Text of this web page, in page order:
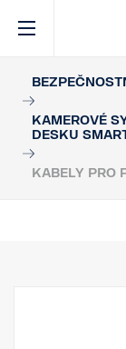
KAMEROVÉ
DESKU
KABELY PRO